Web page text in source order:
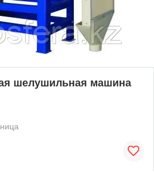
шелушильная машина